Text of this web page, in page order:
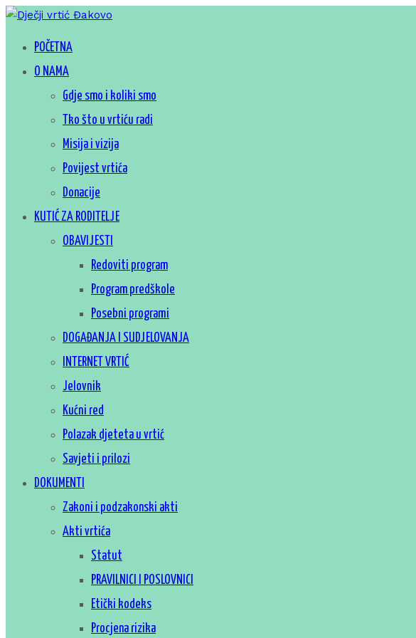
Skip
content
Dječji vrtić Đakovo
Za sretno djetinjstvo
POČETNA
O NAMA
Gdje smo i koliki smo
Tko što u vrtiću radi
Misija i vizija
Povijest vrtića
Donacije
KUTIĆ ZA RODITELJE
OBAVIJESTI
Redoviti program
Program predškole
Posebni programi
DOGAĐANJA I SUDJELOVANJA
INTERNET VRTIĆ
Jelovnik
Kućni red
Polazak djeteta u vrtić
Savjeti i prilozi
DOKUMENTI
Zakoni i podzakonski akti
Akti vrtića
Statut
PRAVILNICI I POSLOVNICI
Etički kodeks
Procjena rizika